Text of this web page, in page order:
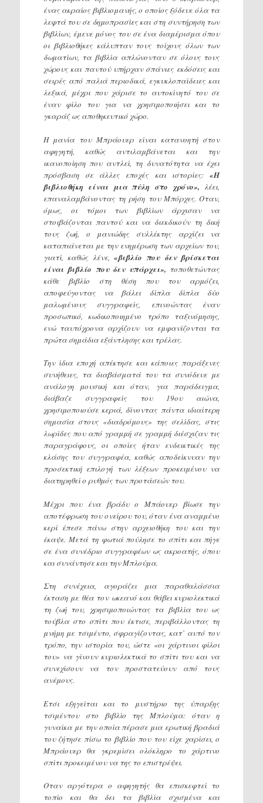
ένας ακραίος βιβλιομανής, ο οποίος ξόδευε όλα τα
λεφτά του σε δημοπρασίες και στη συντήρηση των
βιβλίων, έμενε μόνος του σε ένα διαμέρισμα όπου
οι βιβλιοθήκες κάλυπταν τους τοίχους όλων των
δωματίων, τα βιβλία απλώνονταν σε όλους τους
χώρους και παντού υπήρχαν σπάνιες εκδόσεις και
σειρές από παλιά περιοδικά, εγκυκλοπαίδειες και
λεξικά, μέχρι που χάρισε το αυτοκίνητό του σε
έναν φίλο του για να χρησιμοποιήσει και το
γκαράζ ως αποθηκευτικό χώρο.
Η μανία του Μπράουερ είναι κατανοητή στον
αφηγητή, καθώς αντιλαμβάνεται και την
ικανοποίηση που αντλεί, τη δυνατότητα να έχει
πρόσβαση σε άλλες εποχές και ιστορίες:«Η
βιβλιοθήκη είναι μια πύλη στο χρόνο», λέει,
επαναλαμβάνοντας τη ρήση του Μπόρχες. Οταν,
όμως, οι τόμοι των βιβλίων άρχισαν να
στοιβάζονται παντού και να διεκδικούν τη δική
τους ζωή, ο μανιώδης συλλέκτης αρχίζει να
καταπιάνεται με την ενημέρωση των αρχείων του,
γιατί, καθώς λένε, «βιβλίο που δεν βρίσκεται
είναι βιβλίο που δεν υπάρχει», τοποθετώντας
κάθε βιβλίο στη θέση που του αρμόζει,
αποφεύγοντας να βάλει δίπλα δίπλα δύο
μαλωμένους συγγραφείς, επινοώντας έναν
προσωπικό, κωδικοποιημένο τρόπο ταξινόμησης,
ενώ ταυτόχρονα αρχίζουν να εμφανίζονται τα
πρώτα σημάδια εξάντλησης και τρέλας.
Την ίδια εποχή απέκτησε και κάποιες παράξενες
συνήθειες, τα διαβάσματά του τα συνόδευε με
ανάλογη μουσική και όταν, για παράδειγμα,
διάβαζε συγγραφείς του 19ου αιώνα,
χρησιμοποιούσε κεριά, δίνοντας πάντα ιδιαίτερη
σημασία στους «διαδρόμους» της σελίδας, στις
λωρίδες που από γραμμή σε γραμμή διέσχιζαν τις
παραγράφους, οι οποίες ήταν ενδεικτικές της
κλάσης του συγγραφέα, καθώς αποδείκνυαν την
προσεκτική επιλογή των λέξεων προκειμένου να
διατηρηθεί ο ρυθμός των προτάσεών του.
Μέχρι που ένα βράδυ ο Μπάουερ βίωσε την
αποτέφρωση του ονείρου του, όταν ένα αναμμένο
κερί έπεσε πάνω στην αρχειοθήκη του και την
έκαψε. Μετά τη φωτιά πούλησε το σπίτι και πήγε
σε ένα συνέδριο συγγραφέων ως ακροατής, όπου
και συνάντησε και την Μπλούμα.
Στη συνέχεια, αγοράζει μια παραθαλάσσια
έκταση με θέα τον ωκεανό και θάβει κυριολεκτικά
τη ζωή του, χρησιμοποιώντας τα βιβλία του ως
τούβλα στο σπίτι που έκτισε, περιβάλλοντας τη
μνήμη με τσιμέντο, σφραγίζοντας, κατ’ αυτό τον
τρόπο, την ιστορία του, ώστε «οι χάρτινοι φίλοι
του» να γίνουν κυριολεκτικά το σπίτι του και να
συνεχίσουν να τον προστατεύουν από τους
ανέμους.
Ετσι εξηγείται και το μυστήριο της ύπαρξης
τσιμέντου στο βιβλίο της Μπλούμα: όταν η
γυναίκα με την οποία πέρασε μια ερωτική βραδιά
του ζήτησε πίσω το βιβλίο που του είχε χαρίσει, ο
Μπράουερ θα γκρεμίσει ολόκληρο το χάρτινο
σπίτι προκειμένου να της το επιστρέψει.
Οταν αργότερα ο αφηγητής θα επισκεφτεί το
τοπίο και θα δει τα βιβλία σχισμένα και